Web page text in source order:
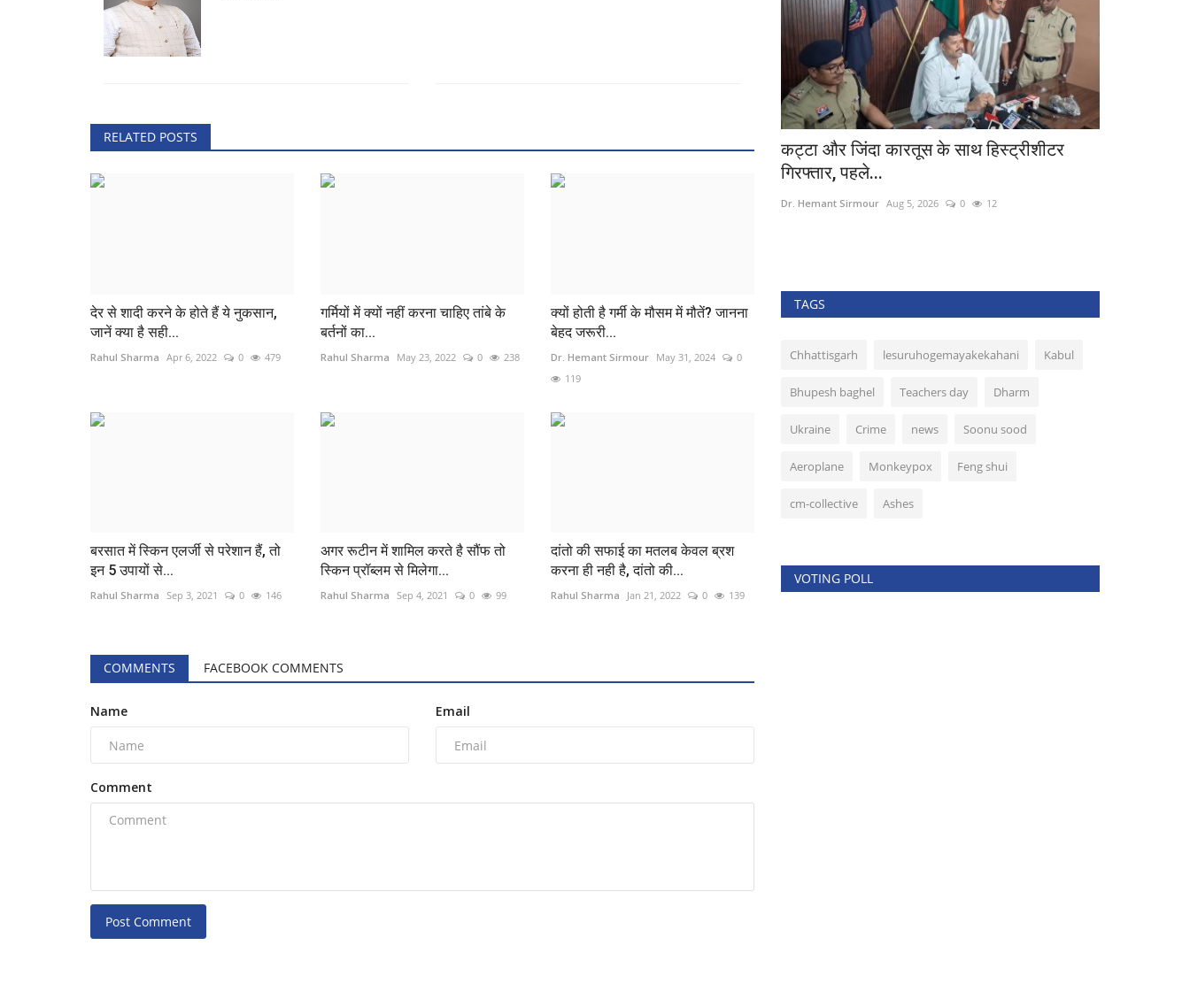
RELATED POSTS
देर से शादी करने के होते हैं ये नुकसान,
जानें क्या है सही...
Rahul Sharma Apr 6, 2022 0 479
गर्मियों में क्यों नहीं करना चाहिए तांबे के
बर्तनों का...
Rahul Sharma May 23, 2022 0 238
क्यों होती है गर्मी के मौसम में मौतें? जानना
बेहद जरूरी...
Dr. Hemant Sirmour May 31, 2024
0
119
बरसात में स्किन एलर्जी से परेशान हैं, तो
इन 5 उपायों से...
Rahul Sharma Sep 3, 2021 0 146
अगर रूटीन में शामिल करते है सौंफ तो
स्किन प्रॉब्लम से मिलेगा...
Rahul Sharma Sep 4, 2021 0 99
दांतो की सफाई का मतलब केवल ब्रश
करना ही नही है, दांतो की...
Rahul Sharma Jan 21, 2022 0 139
COMMENTS FACEBOOK COMMENTS
Name Email
Comment
Post Comment
डॉक्टरों ने मोबाइल फोन का टॉर्च जलाकर महिला की testing 1
Dr. Hemant Sirmour
कट्टा और जिंदा कारतूस के साथ हिस्ट्रीशीटर
गिरफ्तार, पहले...
Dr. Hemant Sirmour Aug 5, 2026 0 12
TAGS
Chhattisgarh lesuruhogemayakekahani Kabul
Bhupesh baghel Teachers day Dharm
Ukraine Crime news Soonu sood
Aeroplane Monkeypox Feng shui
cm-collective Ashes
VOTING POLL